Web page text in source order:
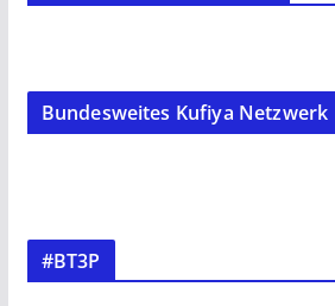
Bundesweites Kufiya Netzwerk
#BT3P